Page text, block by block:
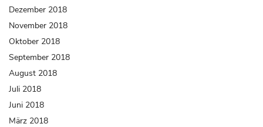
Dezember 2018
November 2018
Oktober 2018
September 2018
August 2018
Juli 2018
Juni 2018
März 2018